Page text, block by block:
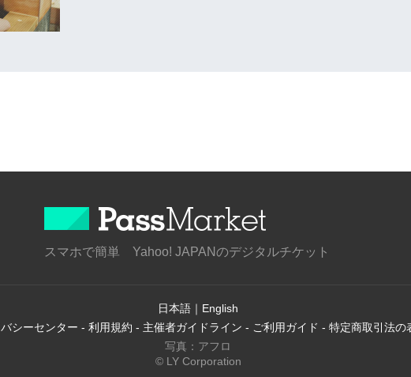
スマホで簡単 Yahoo! JAPANのデジタルチケット
日本語 ｜ English
シーセンター - 利用規約 - 主催者ガイドライン - ご利用ガイド - 特定商取引法の
写真：アフロ
© LY Corporation